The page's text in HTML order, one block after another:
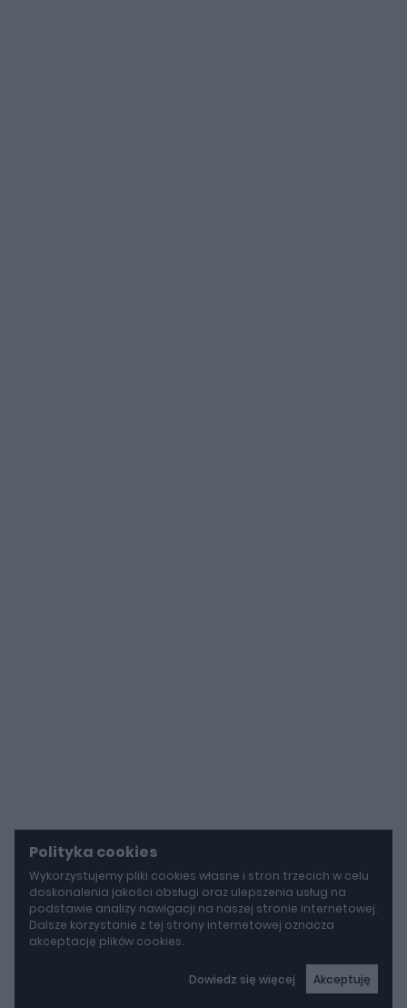
Polityka cookies
Wykorzystujemy pliki cookies własne i stron trzecich w celu
doskonalenia jakości obsługi oraz ulepszenia usług na
podstawie analizy nawigacji na naszej stronie internetowej.
Dalsze korzystanie z tej strony internetowej oznacza
akceptację plików cookies.
Dowiedz się więcej Akceptuję